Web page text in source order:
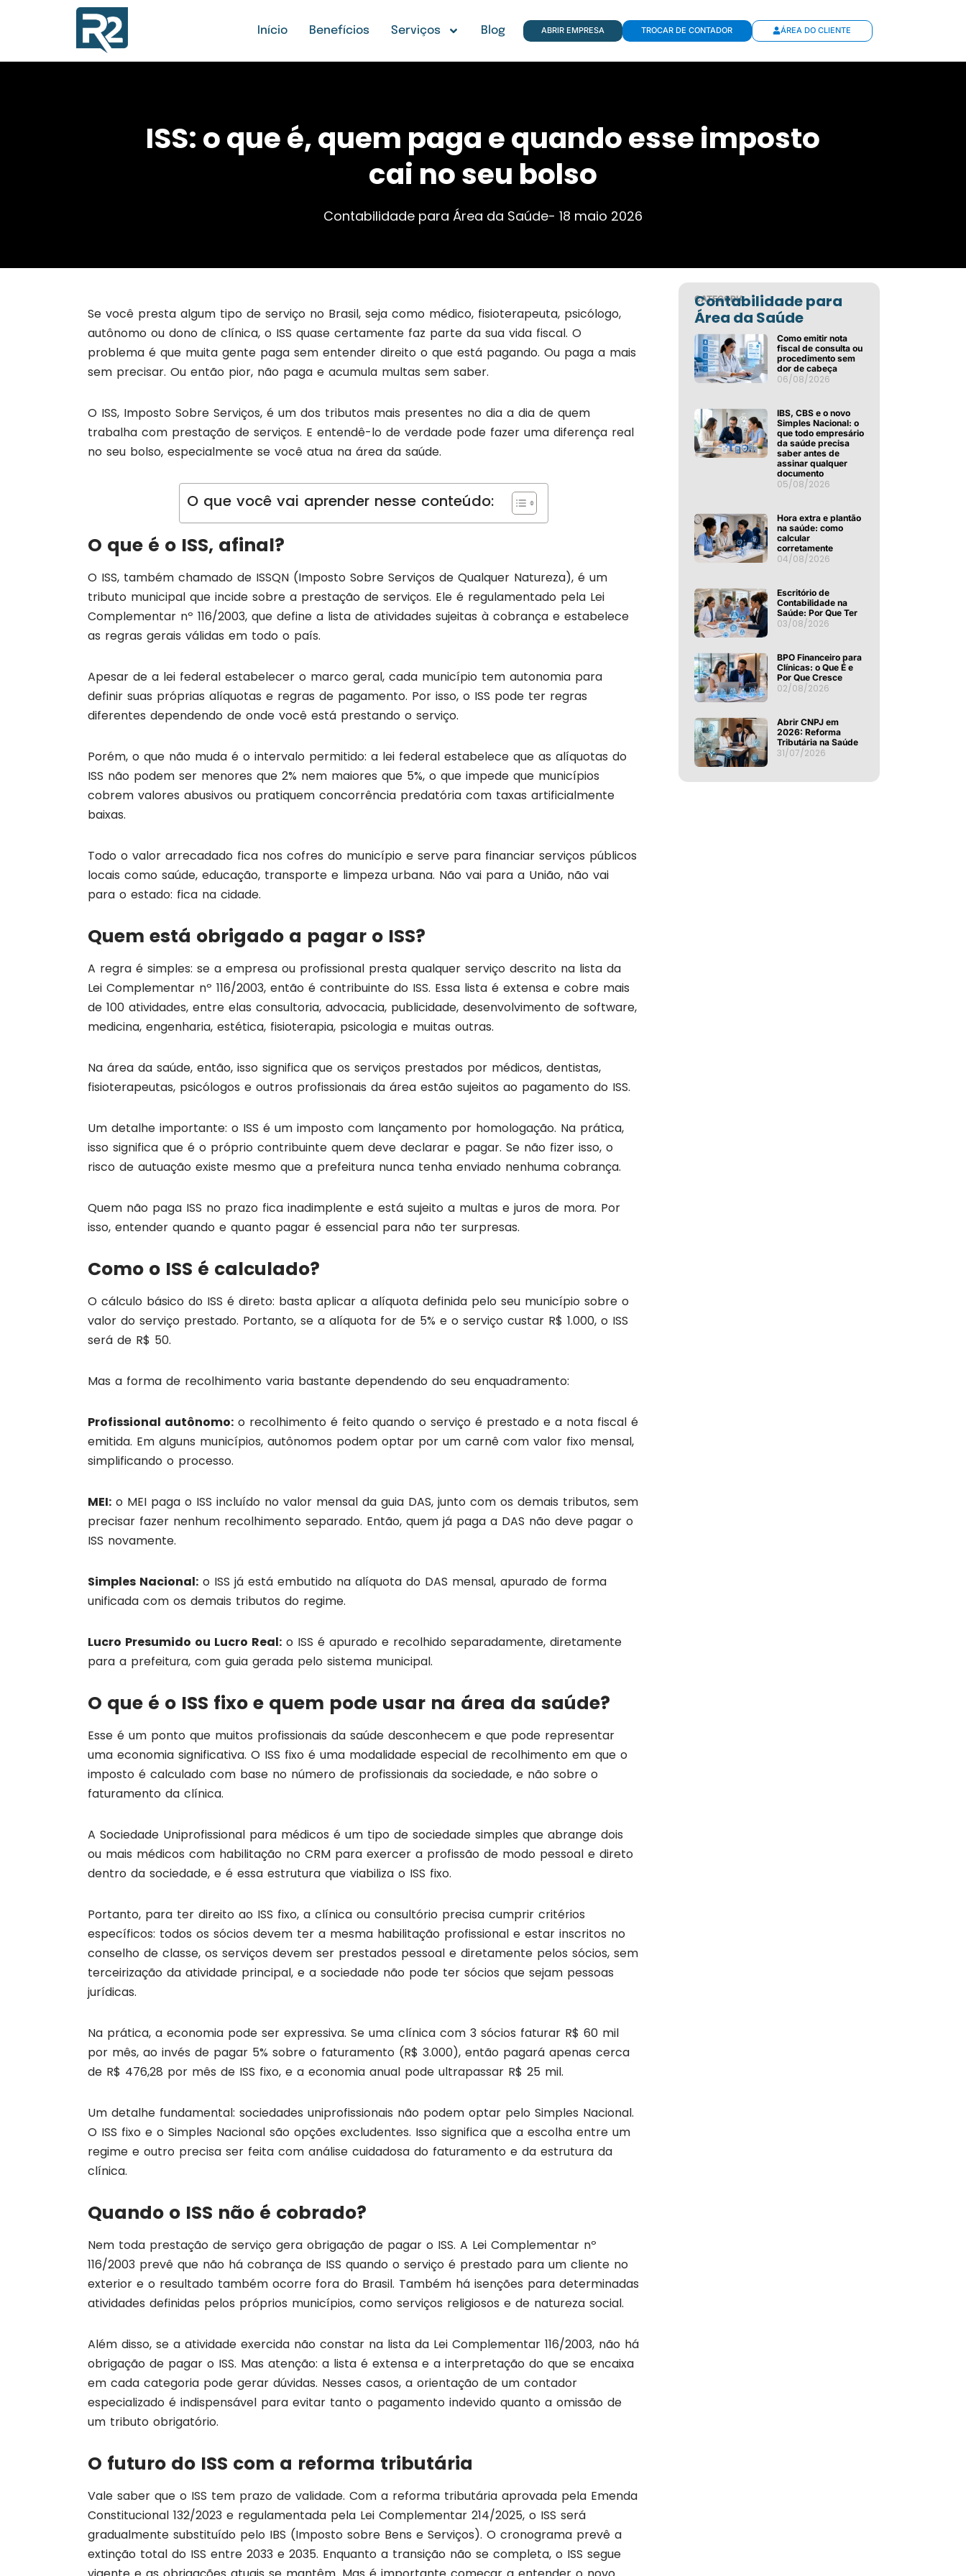
Início Benefícios Serviços Blog ABRIR EMPRESA TROCAR DE CONTADOR ÁREA DO CLIENTE
ISS: o que é, quem paga e quando esse imposto
cai no seu bolso
Contabilidade para Área da Saúde- 18 maio 2026
Se você presta algum tipo de serviço no Brasil, seja como médico, fisioterapeuta, psicólogo,
autônomo ou dono de clínica, o ISS quase certamente faz parte da sua vida fiscal. O
problema é que muita gente paga sem entender direito o que está pagando. Ou paga a mais
sem precisar. Ou então pior, não paga e acumula multas sem saber.
O ISS, Imposto Sobre Serviços, é um dos tributos mais presentes no dia a dia de quem
trabalha com prestação de serviços. E entendê-lo de verdade pode fazer uma diferença real
no seu bolso, especialmente se você atua na área da saúde.
O que você vai aprender nesse conteúdo:
O que é o ISS, afinal?
O ISS, também chamado de ISSQN (Imposto Sobre Serviços de Qualquer Natureza), é um
tributo municipal que incide sobre a prestação de serviços. Ele é regulamentado pela Lei
Complementar nº 116/2003, que define a lista de atividades sujeitas à cobrança e estabelece
as regras gerais válidas em todo o país.
Apesar de a lei federal estabelecer o marco geral, cada município tem autonomia para
definir suas próprias alíquotas e regras de pagamento. Por isso, o ISS pode ter regras
diferentes dependendo de onde você está prestando o serviço.
Porém, o que não muda é o intervalo permitido: a lei federal estabelece que as alíquotas do
ISS não podem ser menores que 2% nem maiores que 5%, o que impede que municípios
cobrem valores abusivos ou pratiquem concorrência predatória com taxas artificialmente
baixas.
Todo o valor arrecadado fica nos cofres do município e serve para financiar serviços públicos
locais como saúde, educação, transporte e limpeza urbana. Não vai para a União, não vai
para o estado: fica na cidade.
Quem está obrigado a pagar o ISS?
A regra é simples: se a empresa ou profissional presta qualquer serviço descrito na lista da
Lei Complementar nº 116/2003, então é contribuinte do ISS. Essa lista é extensa e cobre mais
de 100 atividades, entre elas consultoria, advocacia, publicidade, desenvolvimento de software,
medicina, engenharia, estética, fisioterapia, psicologia e muitas outras.
Na área da saúde, então, isso significa que os serviços prestados por médicos, dentistas,
fisioterapeutas, psicólogos e outros profissionais da área estão sujeitos ao pagamento do ISS.
Um detalhe importante: o ISS é um imposto com lançamento por homologação. Na prática,
isso significa que é o próprio contribuinte quem deve declarar e pagar. Se não fizer isso, o
risco de autuação existe mesmo que a prefeitura nunca tenha enviado nenhuma cobrança.
Quem não paga ISS no prazo fica inadimplente e está sujeito a multas e juros de mora. Por
isso, entender quando e quanto pagar é essencial para não ter surpresas.
Como o ISS é calculado?
O cálculo básico do ISS é direto: basta aplicar a alíquota definida pelo seu município sobre o
valor do serviço prestado. Portanto, se a alíquota for de 5% e o serviço custar R$ 1.000, o ISS
será de R$ 50.
Mas a forma de recolhimento varia bastante dependendo do seu enquadramento:
Profissional autônomo: o recolhimento é feito quando o serviço é prestado e a nota fiscal é
emitida. Em alguns municípios, autônomos podem optar por um carnê com valor fixo mensal,
simplificando o processo.
MEI: o MEI paga o ISS incluído no valor mensal da guia DAS, junto com os demais tributos, sem
precisar fazer nenhum recolhimento separado. Então, quem já paga a DAS não deve pagar o
ISS novamente.
Simples Nacional: o ISS já está embutido na alíquota do DAS mensal, apurado de forma
unificada com os demais tributos do regime.
Lucro Presumido ou Lucro Real: o ISS é apurado e recolhido separadamente, diretamente
para a prefeitura, com guia gerada pelo sistema municipal.
O que é o ISS fixo e quem pode usar na área da saúde?
Esse é um ponto que muitos profissionais da saúde desconhecem e que pode representar
uma economia significativa. O ISS fixo é uma modalidade especial de recolhimento em que o
imposto é calculado com base no número de profissionais da sociedade, e não sobre o
faturamento da clínica.
A Sociedade Uniprofissional para médicos é um tipo de sociedade simples que abrange dois
ou mais médicos com habilitação no CRM para exercer a profissão de modo pessoal e direto
dentro da sociedade, e é essa estrutura que viabiliza o ISS fixo.
Portanto, para ter direito ao ISS fixo, a clínica ou consultório precisa cumprir critérios
específicos: todos os sócios devem ter a mesma habilitação profissional e estar inscritos no
conselho de classe, os serviços devem ser prestados pessoal e diretamente pelos sócios, sem
terceirização da atividade principal, e a sociedade não pode ter sócios que sejam pessoas
jurídicas.
Na prática, a economia pode ser expressiva. Se uma clínica com 3 sócios faturar R$ 60 mil
por mês, ao invés de pagar 5% sobre o faturamento (R$ 3.000), então pagará apenas cerca
de R$ 476,28 por mês de ISS fixo, e a economia anual pode ultrapassar R$ 25 mil.
Um detalhe fundamental: sociedades uniprofissionais não podem optar pelo Simples Nacional.
O ISS fixo e o Simples Nacional são opções excludentes. Isso significa que a escolha entre um
regime e outro precisa ser feita com análise cuidadosa do faturamento e da estrutura da
clínica.
Quando o ISS não é cobrado?
Nem toda prestação de serviço gera obrigação de pagar o ISS. A Lei Complementar nº
116/2003 prevê que não há cobrança de ISS quando o serviço é prestado para um cliente no
exterior e o resultado também ocorre fora do Brasil. Também há isenções para determinadas
atividades definidas pelos próprios municípios, como serviços religiosos e de natureza social.
Além disso, se a atividade exercida não constar na lista da Lei Complementar 116/2003, não há
obrigação de pagar o ISS. Mas atenção: a lista é extensa e a interpretação do que se encaixa
em cada categoria pode gerar dúvidas. Nesses casos, a orientação de um contador
especializado é indispensável para evitar tanto o pagamento indevido quanto a omissão de
um tributo obrigatório.
O futuro do ISS com a reforma tributária
Vale saber que o ISS tem prazo de validade. Com a reforma tributária aprovada pela Emenda
Constitucional 132/2023 e regulamentada pela Lei Complementar 214/2025, o ISS será
gradualmente substituído pelo IBS (Imposto sobre Bens e Serviços). O cronograma prevê a
extinção total do ISS entre 2033 e 2035. Enquanto a transição não se completa, o ISS segue
CATEGORIA
Contabilidade para
Área da Saúde
Como emitir nota
fiscal de consulta ou
procedimento sem
dor de cabeça
06/08/2026
IBS, CBS e o novo
Simples Nacional: o
que todo empresário
da saúde precisa
saber antes de
assinar qualquer
documento
05/08/2026
Hora extra e plantão
na saúde: como
calcular
corretamente
04/08/2026
Escritório de
Contabilidade na
Saúde: Por Que Ter
03/08/2026
BPO Financeiro para
Clínicas: o Que É e
Por Que Cresce
02/08/2026
Abrir CNPJ em
2026: Reforma
Tributária na Saúde
31/07/2026